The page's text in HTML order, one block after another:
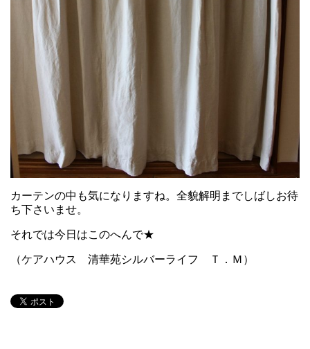
カーテンの中も気になりますね。全貌解明までしばしお待
ち下さいませ。
それでは今日はこのへんで★
（ケアハウス 清華苑シルバーライフ Ｔ．Ｍ）